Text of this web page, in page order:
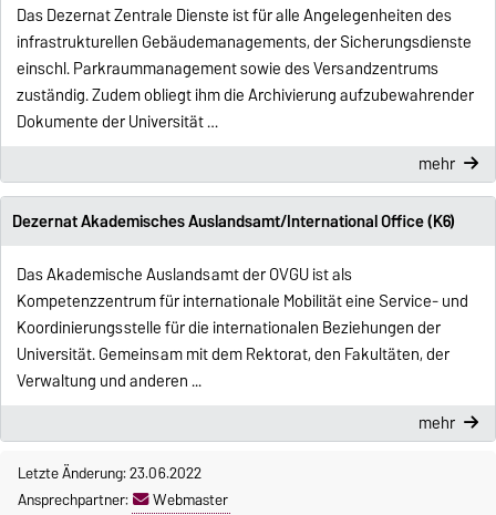
Das Dezernat Zentrale Dienste ist für alle Angelegenheiten des
infrastrukturellen Gebäudemanagements, der Sicherungsdienste
einschl. Parkraummanagement sowie des Versandzentrums
zuständig. Zudem obliegt ihm die Archivierung aufzubewahrender
Dokumente der Universität …
mehr
Dezernat Akademisches Auslandsamt/International Office (K6)
Das Akademische Auslandsamt der OVGU ist als
Kompetenzzentrum für internationale Mobilität eine Service- und
Koordinierungsstelle für die internationalen Beziehungen der
Universität. Gemeinsam mit dem Rektorat, den Fakultäten, der
Verwaltung und anderen ...
mehr
Letzte Änderung: 23.06.2022
Ansprechpartner:
Webmaster